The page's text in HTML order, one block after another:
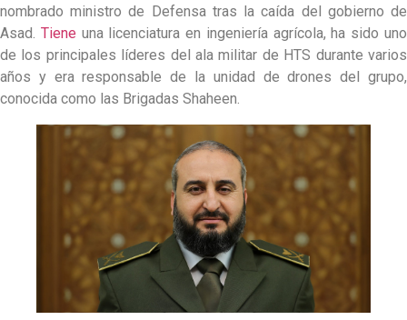
nombrado ministro de Defensa tras la caída del gobierno de
Asad. Tiene una licenciatura en ingeniería agrícola, ha sido uno
de los principales líderes del ala militar de HTS durante varios
años y era responsable de la unidad de drones del grupo,
conocida como las Brigadas Shaheen.